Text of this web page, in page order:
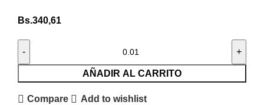
Bs.340,61
AÑADIR AL CARRITO
Compare Add to wishlist